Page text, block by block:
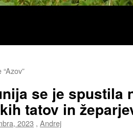
se je spustila
tatov in
2023 , Andrej